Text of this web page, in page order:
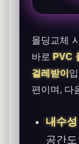
몰딩교체
바로 PVC
걸레받이
편이며, 다
내수
공간